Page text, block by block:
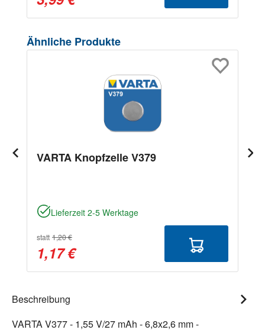
Produktgalerie überspringen
Ähnliche Produkte
VARTA Knopfzelle V379
Lieferzeit 2-5 Werktage
statt 1,20 €
1,17 €
Beschreibung
VARTA V377 - 1,55 V/27 mAh - 6,8x2,6 mm -